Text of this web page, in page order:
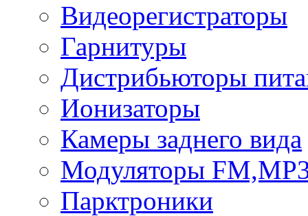
Видеорегистраторы
Гарнитуры
Дистрибьюторы
Ионизаторы
Камеры заднего вида
Модуляторы
Парктроники